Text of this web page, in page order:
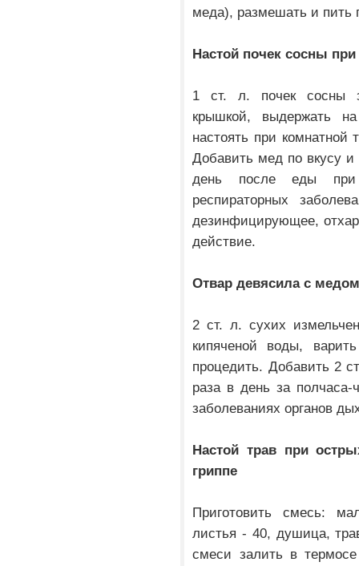
меда), размешать и пить
Настой почек сосны при
1 ст. л. почек сосны
крышкой, выдержать
настоять при
Добавить мед по вкусу и
день после еды
респираторных
дезинфицирующее,
действие.
Отвар девясила с
2 ст. л. сухих
кипяченой воды,
процедить. Добавить 2
раза в день за
заболеваниях органов
Настой трав при
гриппе
Приготовить смесь:
листья - 40, душица,
смеси залить в